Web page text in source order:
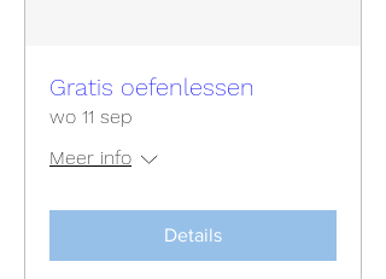
Gratis oefenlessen
wo 11 sep
Meer info
Details